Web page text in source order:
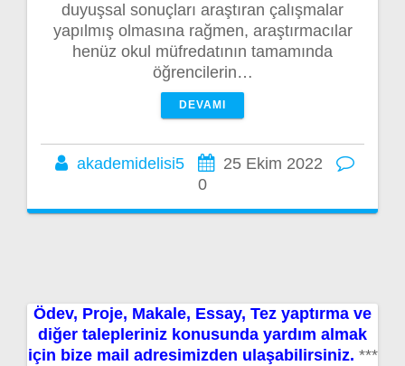
duyuşsal sonuçları araştıran çalışmalar
yapılmış olmasına rağmen, araştırmacılar
henüz okul müfredatının tamamında
öğrencilerin…
DEVAMI
akademidelisi5
25 Ekim 2022
0
Ödev, Proje, Makale, Essay, Tez yaptırma ve
diğer talepleriniz konusunda yardım almak
için bize mail adresimizden ulaşabilirsiniz. ***